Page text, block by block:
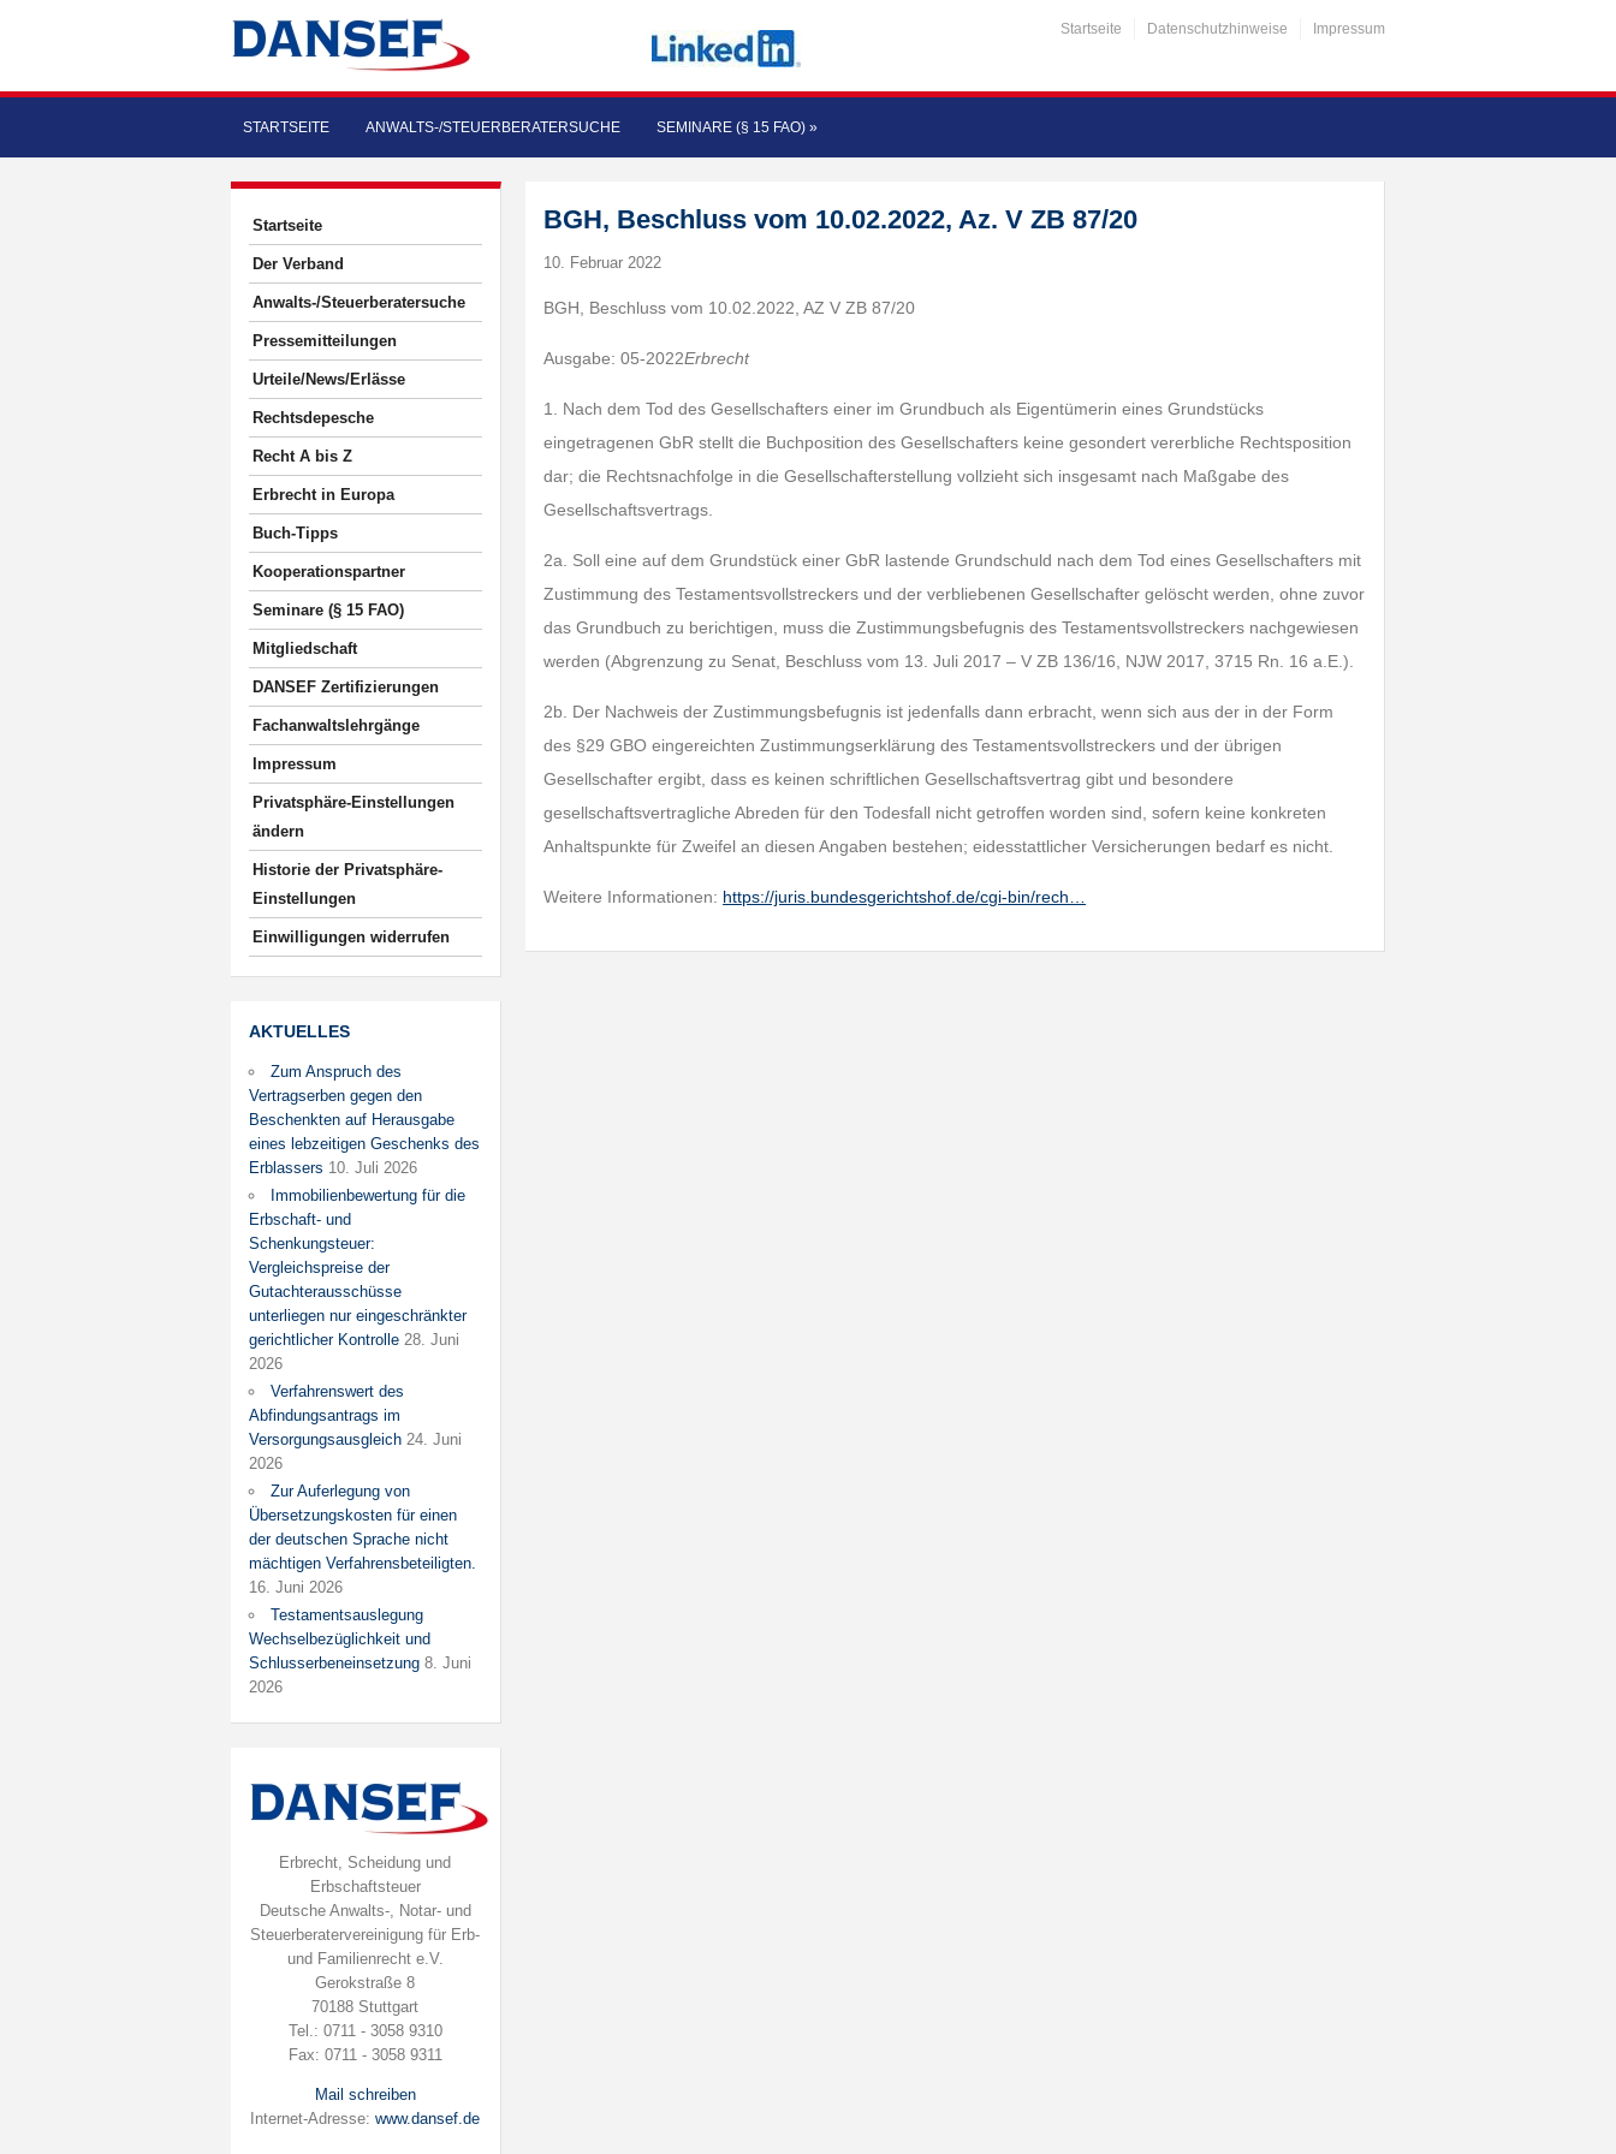
Startseite Datenschutzhinweise Impressum
STARTSEITE ANWALTS-/STEUERBERATERSUCHE SEMINARE (§ 15 FAO) »
Startseite
Der Verband
Anwalts-/Steuerberatersuche
Pressemitteilungen
Urteile/News/Erlässe
Rechtsdepesche
Recht A bis Z
Erbrecht in Europa
Buch-Tipps
Kooperationspartner
Seminare (§ 15 FAO)
Mitgliedschaft
DANSEF Zertifizierungen
Fachanwaltslehrgänge
Impressum
Privatsphäre-Einstellungen
ändern
Historie der Privatsphäre-
Einstellungen
Einwilligungen widerrufen
AKTUELLES
Zum Anspruch des
Vertragserben gegen den
Beschenkten auf Herausgabe
eines lebzeitigen Geschenks des
Erblassers 10. Juli 2026
Immobilienbewertung für die
Erbschaft- und
Schenkungsteuer:
Vergleichspreise der
Gutachterausschüsse
unterliegen nur eingeschränkter
gerichtlicher Kontrolle 28. Juni
2026
Verfahrenswert des
Abfindungsantrags im
Versorgungsausgleich 24. Juni
2026
Zur Auferlegung von
Übersetzungskosten für einen
der deutschen Sprache nicht
mächtigen Verfahrensbeteiligten.
16. Juni 2026
Testamentsauslegung
Wechselbezüglichkeit und
Schlusserbeneinsetzung 8. Juni
2026
Erbrecht, Scheidung und
Erbschaftsteuer
Deutsche Anwalts-, Notar- und
Steuerberatervereinigung für Erb-
und Familienrecht e.V.
Gerokstraße 8
70188 Stuttgart
Tel.: 0711 - 3058 9310
Fax: 0711 - 3058 9311
Mail schreiben
Internet-Adresse:www.dansef.de
BGH, Beschluss vom 10.02.2022, Az. V ZB 87/20
10. Februar 2022
BGH, Beschluss vom 10.02.2022, AZ V ZB 87/20
Ausgabe: 05-2022Erbrecht
1. Nach dem Tod des Gesellschafters einer im Grundbuch als Eigentümerin eines Grundstücks
eingetragenen GbR stellt die Buchposition des Gesellschafters keine gesondert vererbliche Rechtsposition
dar; die Rechtsnachfolge in die Gesellschafterstellung vollzieht sich insgesamt nach Maßgabe des
Gesellschaftsvertrags.
2a. Soll eine auf dem Grundstück einer GbR lastende Grundschuld nach dem Tod eines Gesellschafters mit
Zustimmung des Testamentsvollstreckers und der verbliebenen Gesellschafter gelöscht werden, ohne zuvor
das Grundbuch zu berichtigen, muss die Zustimmungsbefugnis des Testamentsvollstreckers nachgewiesen
werden (Abgrenzung zu Senat, Beschluss vom 13. Juli 2017 – V ZB 136/16, NJW 2017, 3715 Rn. 16 a.E.).
2b. Der Nachweis der Zustimmungsbefugnis ist jedenfalls dann erbracht, wenn sich aus der in der Form
des §29 GBO eingereichten Zustimmungserklärung des Testamentsvollstreckers und der übrigen
Gesellschafter ergibt, dass es keinen schriftlichen Gesellschaftsvertrag gibt und besondere
gesellschaftsvertragliche Abreden für den Todesfall nicht getroffen worden sind, sofern keine konkreten
Anhaltspunkte für Zweifel an diesen Angaben bestehen; eidesstattlicher Versicherungen bedarf es nicht.
Weitere Informationen: https://juris.bundesgerichtshof.de/cgi-bin/rech…